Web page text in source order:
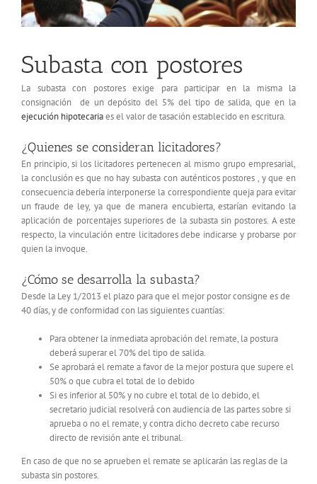
Subasta con postores
La subasta con postores exige para participar en la misma la
consignación de un depósito del 5% del tipo de salida, que en la
ejecución hipotecariaes el valor de tasación establecido en escritura.
¿Quienes se consideran licitadores?
En principio, si los licitadores pertenecen al mismo grupo empresarial,
la conclusión es que no hay subasta con auténticos postores , y que en
consecuencia debería interponerse la correspondiente queja para evitar
un fraude de ley, ya que de manera encubierta, estarían evitando la
aplicación de porcentajes superiores de la subasta sin postores. A este
respecto, la vinculación entre licitadores debe indicarse y probarse por
quien la invoque.
¿Cómo se desarrolla la subasta?
Desde la Ley 1/2013 el plazo para que el mejor postor consigne es de
40 días, y de conformidad con las siguientes cuantías:
Para obtener la inmediata aprobación del remate, la postura
deberá superar el 70% del tipo de salida.
Se aprobará el remate a favor de la mejor postura que supere el
50% o que cubra el total de lo debido
Si es inferior al 50% y no cubre el total de lo debido, el
secretario judicial resolverá con audiencia de las partes sobre si
aprueba o no el remate, y contra dicho decreto cabe recurso
directo de revisión ante el tribunal.
En caso de que no se aprueben el remate se aplicarán las reglas de la
subasta sin postores.